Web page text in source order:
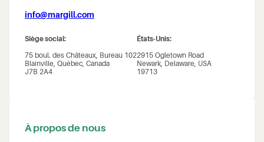
info@margill.com
Siège social:
75 boul. des Châteaux, Bureau 102
Blainville, Québec, Canada
J7B 2A4
États-Unis:
2915 Ogletown Road
Newark, Delaware, USA
19713
À propos de nous